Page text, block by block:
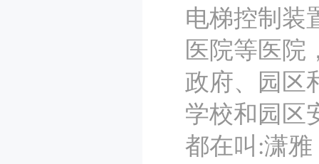
电梯控制装
医院等医院
政府、园区
学校和园区
都在叫:潇